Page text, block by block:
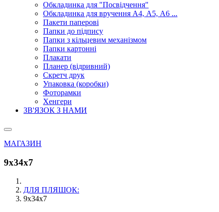
Обкладинка для "Посвідчення"
Обкладинка для вручення А4, А5, А6 ...
Пакети паперові
Папки до підпису
Папки з кільцевим механізмом
Папки картонні
Плакати
Планер (відривний)
Скретч друк
Упаковка (коробки)
Фоторамки
Хенгери
ЗВ'ЯЗОК З НАМИ
МАГАЗИН
9х34х7
ДЛЯ ПЛЯШОК:
9х34х7